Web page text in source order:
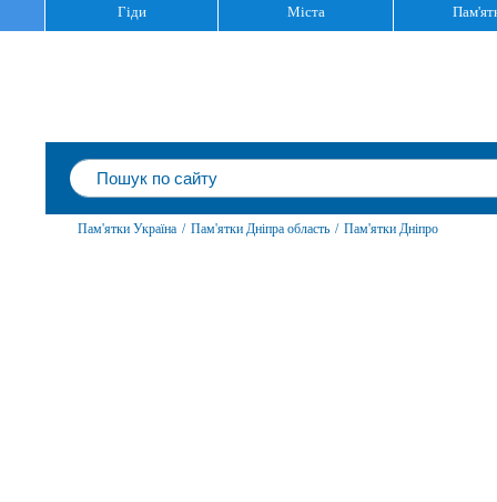
Гіди Міста
Пам'ятки Україна / Пам'ятки Дніпра область / Пам'ятки Дніпро